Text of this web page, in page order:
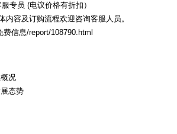
专员 (电议价格有折扣）
内容及订购流程欢迎咨询客服人员。
信息/report/108790.html
况
态势